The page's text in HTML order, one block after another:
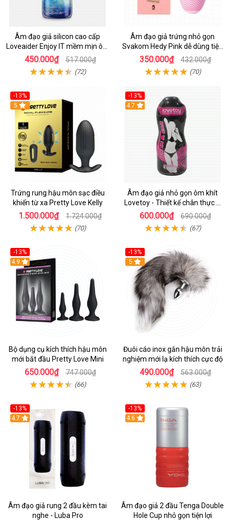
Âm đạo giả silicon cao cấp
Loveaider Enjoy IT mềm mịn ôm
khít
450.000₫ 517.000₫
(72)
Âm đạo giả trứng nhỏ gọn
Svakom Hedy Pink dễ dùng tiện
lợi
350.000₫ 432.000₫
(70)
-13%
Hot
5
Trứng rung hậu môn sạc điều
khiển từ xa Pretty Love Kelly
1.500.000₫ 1.724.000₫
(70)
-13%
Hot
4.7
Âm đạo giả nhỏ gọn ôm khít
Lovetoy - Thiết kế chân thực &
siêu mềm mại
600.000₫ 690.000₫
(67)
-13%
Hot
4.9
Bộ dụng cụ kích thích hậu môn
mới bắt đầu Pretty Love Mini
650.000₫ 747.000₫
(66)
-13%
Hot
5
Đuôi cáo inox gắn hậu môn trải
nghiệm mới lạ kích thích cực độ
490.000₫ 563.000₫
(63)
-13%
Hot
4.7
Âm đạo giả rung 2 đầu kèm tai
nghe - Luba Pro
-13%
Hot
4.6
Âm đạo giả 2 đầu Tenga Double
Hole Cup nhỏ gọn tiện lợi